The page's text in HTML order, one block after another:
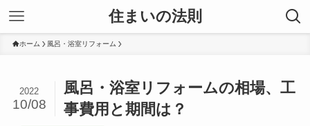
住まいの法則
ホーム 風呂・浴室リフォーム
風呂・浴室リフォームの相場、工
事費用と期間は？
2022
10/08